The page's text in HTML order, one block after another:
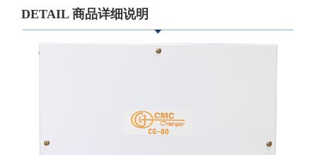
DETAIL 商品详细说明